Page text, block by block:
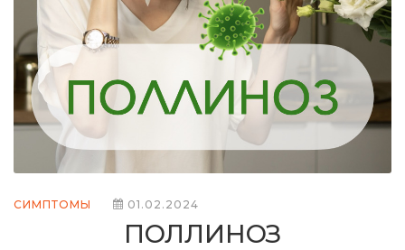
СИМПТОМЫ 01.02.2024
ПОЛЛИНОЗ